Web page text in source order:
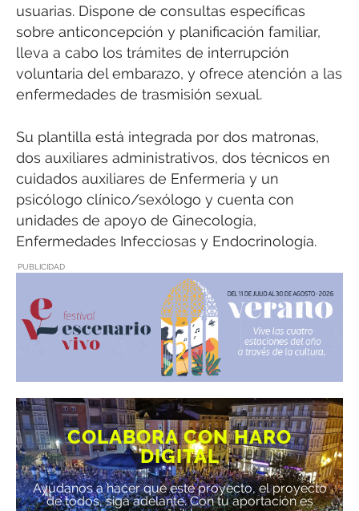
usuarias. Dispone de consultas específicas
sobre anticoncepción y planificación familiar,
lleva a cabo los trámites de interrupción
voluntaria del embarazo, y ofrece atención a las
enfermedades de trasmisión sexual.
Su plantilla está integrada por dos matronas,
dos auxiliares administrativos, dos técnicos en
cuidados auxiliares de Enfermería y un
psicólogo clínico/sexólogo y cuenta con
unidades de apoyo de Ginecología,
Enfermedades Infecciosas y Endocrinología.
PUBLICIDAD
COLABORA CON HARO
DIGITAL
Ayúdanos a hacer que este proyecto, el proyecto
de todos, siga adelante. Con tu aportación es